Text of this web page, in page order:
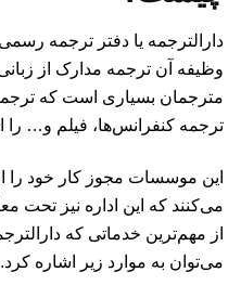
دارالترجمه یا دفتر ترجمه
وظیفه آن ترجمه مدارک از
مترجمان بسیاری است که ترجمه
ترجمه کنفرانس‌ها، فیلم و… را
این موسسات مجوز کار خود را
می‌کنند که این اداره نیز تحت
از مهم‌ترین خدماتی که
می‌توان به موارد زیر اشاره کرد.